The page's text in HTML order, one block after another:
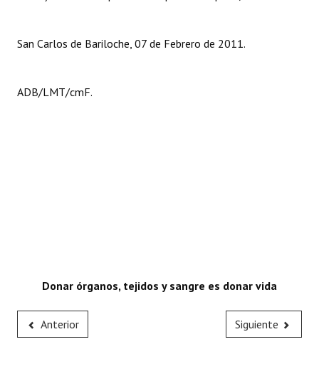
San Carlos de Bariloche, 07 de Febrero de 2011.
ADB/LMT/cmF.
Donar órganos, tejidos y sangre es donar vida
Anterior Siguiente